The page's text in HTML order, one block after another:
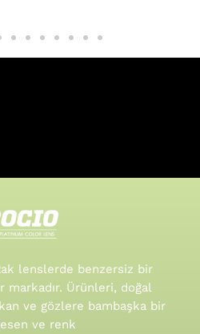
lenslerde benzersiz bir
markadır. Ürünleri, doğal
ve gözlere bambaşka bir
ve renk